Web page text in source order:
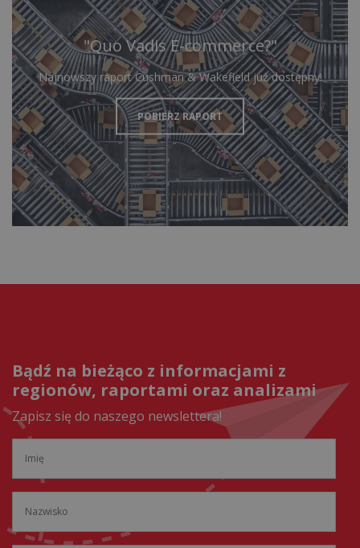
"Quo Vadis E-commerce?"
Najnowszy raport Cushman & Wakefield już dostępny!
POBIERZ RAPORT
Bądź na bieżąco z informacjami z
regionów, raportami oraz analizami
Zapisz się do naszego newslettera!